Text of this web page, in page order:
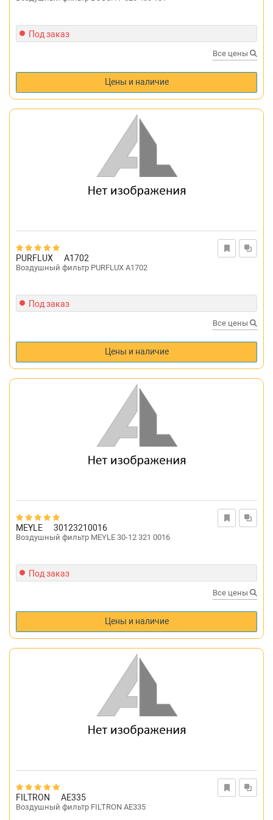
Под заказ
Все цены
Цены и наличие
PURFLUX A1702
Воздушный фильтр PURFLUX A1702
Под заказ
Все цены
Цены и наличие
MEYLE 30123210016
Воздушный фильтр MEYLE 30-12 321 0016
Под заказ
Все цены
Цены и наличие
FILTRON AE335
Воздушный фильтр FILTRON AE335